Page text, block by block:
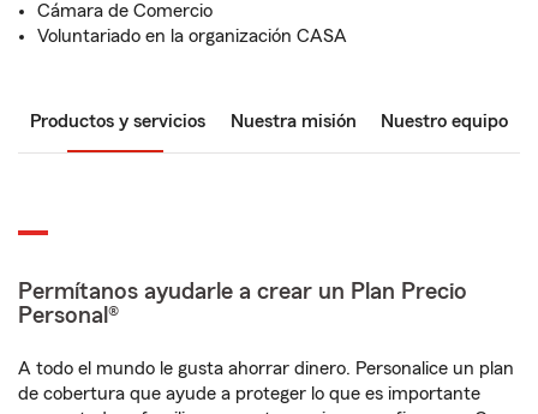
Cámara de Comercio
Voluntariado en la organización CASA
Productos y servicios Nuestra misión Nuestro equipo
Permítanos ayudarle a crear un Plan Precio
Personal®
A todo el mundo le gusta ahorrar dinero. Personalice un plan
de cobertura que ayude a proteger lo que es importante